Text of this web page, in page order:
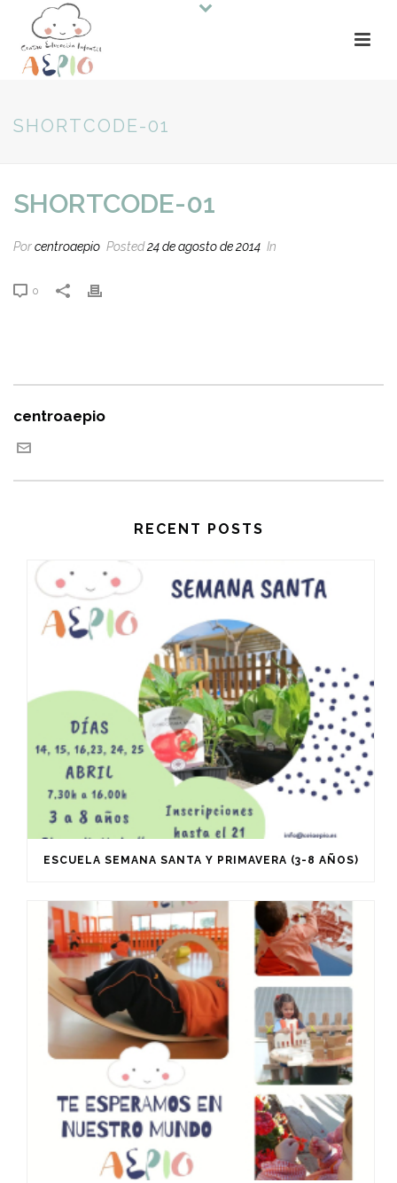
SHORTCODE-01
SHORTCODE-01
Porcentroaepio Posted24 de agosto de 2014 In
0
centroaepio
RECENT POSTS
ESCUELA SEMANA SANTA Y PRIMAVERA (3-8 AÑOS)